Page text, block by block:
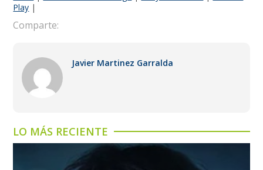
Play |
Comparte:
Javier Martinez Garralda
LO MÁS RECIENTE